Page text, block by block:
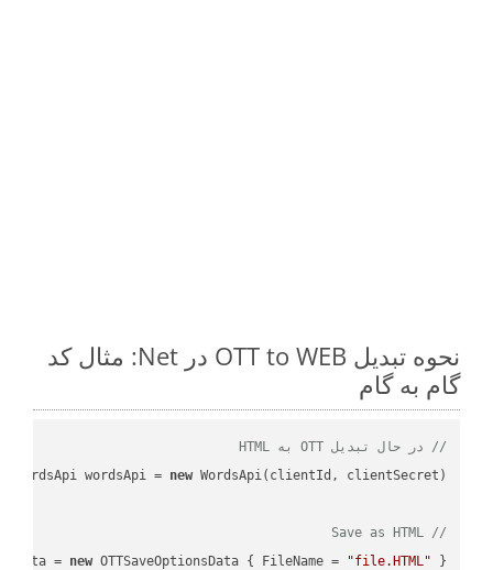
نحوه تبدیل OTT to WEB در Net: مثال کد
گام به گام
// در حال تبدیل OTT به HTML
WordsApi wordsApi = new
// Save as HTML
= new OTTSaveOptionsData { FileName = "file.HTML" };